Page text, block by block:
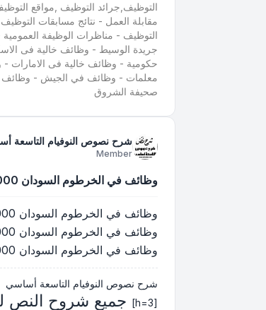
التوظيف,جرائد التوظيف ,مواقع
مقابلة العمل - نتائج مسابقات
التوظيف - مناظرات الوظيفة
جريدة الوسيط - وظائف خالية فى
حكومية - وظائف خالية فى
معلمات - وظائف في الجيش - وظائف
صحيفة الشروق
شرح نصوص النوفيام التاسعة
Member
وظائف في الخرطوم السودان 25000 وظيفة للشباب بولاية الخرطوم
وظائف في الخرطوم السودان 25000 وظيفة للشباب بولاية الخرطوم
وظائف في الخرطوم السودان 25000 وظيفة للشباب بولاية الخرطوم
وظائف في الخرطوم السودان 25000 وظيفة للشباب بولاية الخرطوم
شرح نصوص النوفيام التاسعة أساسي
[h=3]
جميع شروح النص